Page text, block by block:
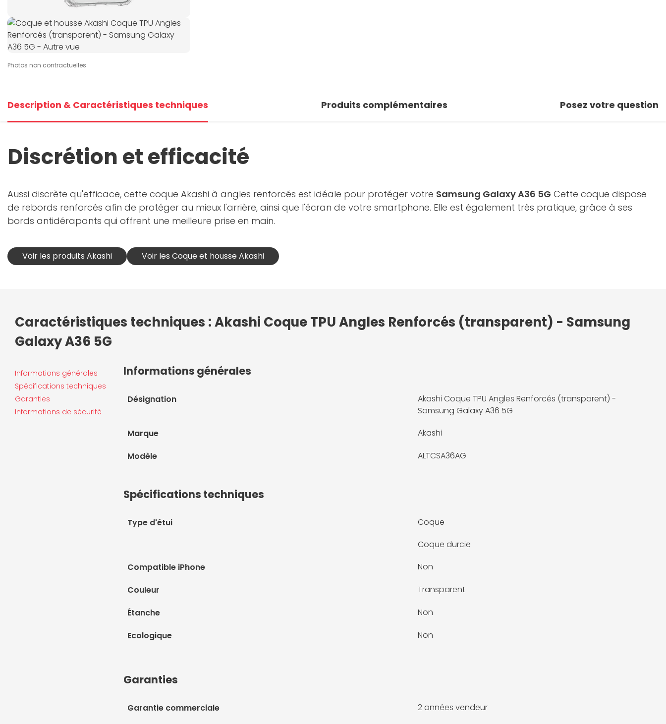
Photos non contractuelles
Description & Caractéristiques techniques Produits complémentaires Posez votre question
Discrétion et efficacité
Aussi discrète qu'efficace, cette coque Akashi à angles renforcés est idéale pour protéger votre Samsung Galaxy A36 5G Cette coque dispose
de rebords renforcés afin de protéger au mieux l'arrière, ainsi que l'écran de votre smartphone. Elle est également très pratique, grâce à ses
bords antidérapants qui offrent une meilleure prise en main.
Voir les produits Akashi Voir les Coque et housse Akashi
Caractéristiques techniques : Akashi Coque TPU Angles Renforcés (transparent) - Samsung
Galaxy A36 5G
Informations générales
Spécifications techniques
Garanties
Informations de sécurité
Informations générales
Désignation
Akashi Coque TPU Angles Renforcés (transparent) -
Samsung Galaxy A36 5G
Marque
Akashi
Modèle ALTCSA36AG
Spécifications techniques
Type d'étui
Coque
Coque durcie
Compatible iPhone
Non
Couleur Transparent
Étanche Non
Ecologique Non
Garanties
Garantie commerciale 2 années vendeur